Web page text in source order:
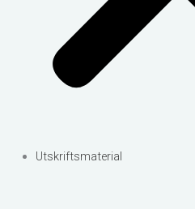
Utskriftsmaterial